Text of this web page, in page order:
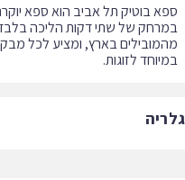
בוטיק תל אביב הוא ספא
של שתי דקות הליכה בלבד
בארץ, ומציע לכל מבקריו
לזוגות.